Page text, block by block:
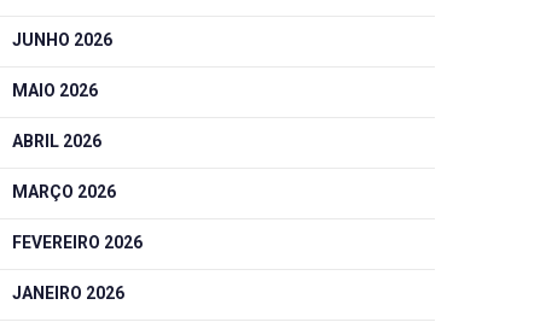
JUNHO 2026
MAIO 2026
ABRIL 2026
MARÇO 2026
FEVEREIRO 2026
JANEIRO 2026